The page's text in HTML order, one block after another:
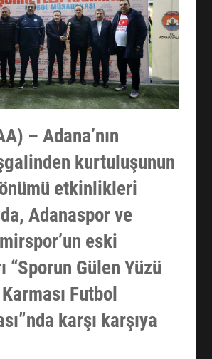
– Adana’nın
kurtuluşunun
etkinlikleri
Adanaspor ve
eski
“Sporun Gülen Yüzü
Futbol
karşı karşıya